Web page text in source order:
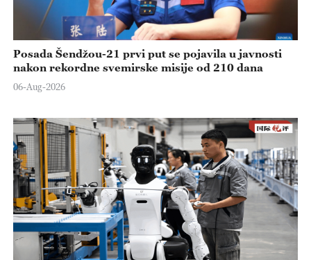
Posada Šendžou-21 prvi put se pojavila u javnosti
nakon rekordne svemirske misije od 210 dana
06-Aug-2026